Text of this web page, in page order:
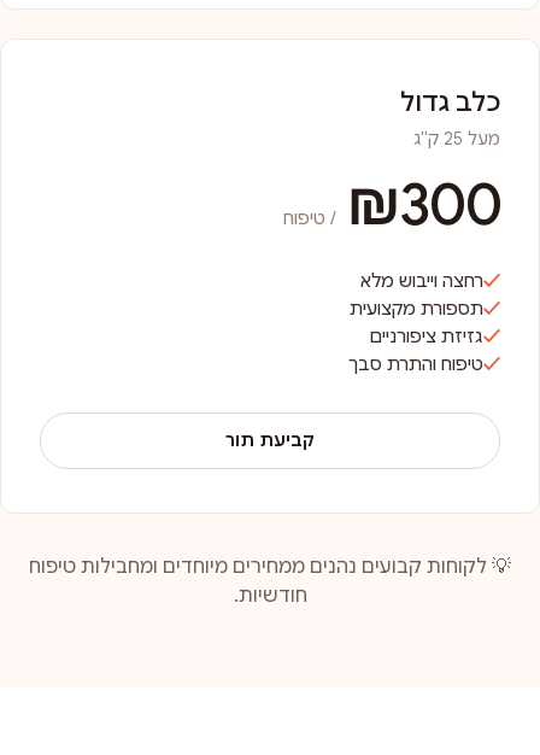
כלב גדול
מעל 25 ק"ג
₪300 / טיפוח
רחצה וייבוש מלא
תספורת מקצועית
גזיזת ציפורניים
טיפוח והתרת סבך
קביעת תור
💡 לקוחות קבועים נהנים ממחירים מיוחדים ומחבילות טיפוח
חודשיות.